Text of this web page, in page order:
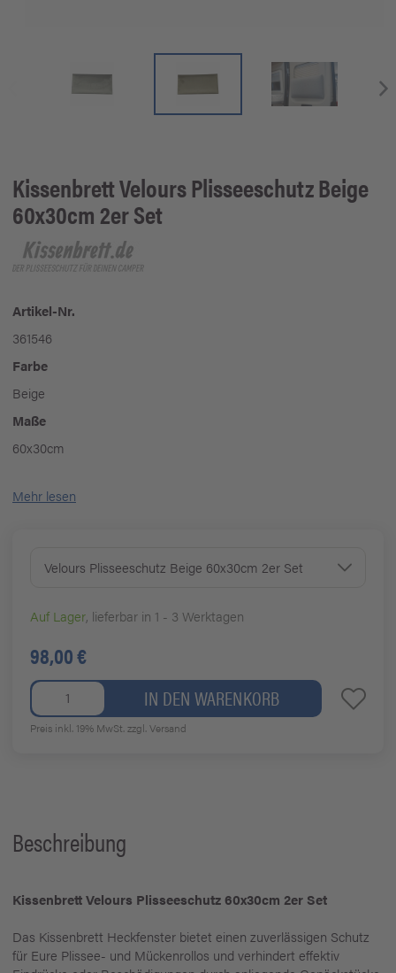
KissenbrettVelours Plisseeschutz Beige
60x30cm 2er Set
Artikel-Nr.
361546
Farbe
Beige
Maße
60x30cm
Mehr lesen
Velours Plisseeschutz Beige 60x30cm 2er Set
Auf Lager, lieferbar in 1 - 3 Werktagen
98,00 €
IN DEN WARENKORB
Preis inkl. 19% MwSt.zzgl. Versand
Beschreibung
Kissenbrett Velours Plisseeschutz 60x30cm 2er Set
Das Kissenbrett Heckfenster bietet einen zuverlässigen Schutz
für Eure Plissee- und Mückenrollos und verhindert effektiv